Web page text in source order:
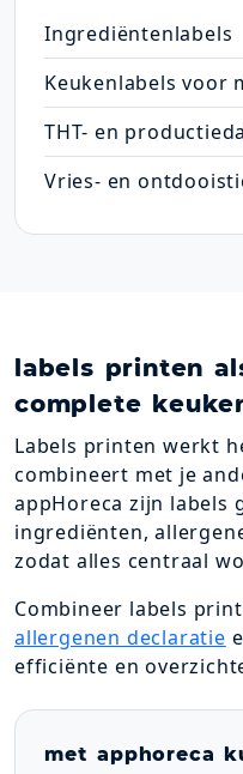
Ingrediëntenlabels
Keukenlabels voor
THT- en
Vries- en
labels printen
complete
Labels printen werkt
combineert met je
appHoreca zijn labels
ingrediënten,
zodat alles centraal
Combineer labels
allergenen declaratie
efficiënte en
met apphoreca